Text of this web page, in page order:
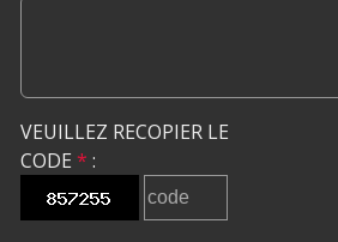
VEUILLEZ RECOPIER LE
CODE * :